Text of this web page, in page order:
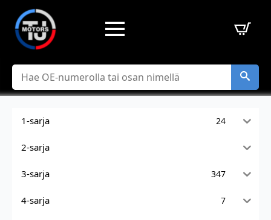
Hae
1-sarja 24
2-sarja
3-sarja 347
4-sarja 7